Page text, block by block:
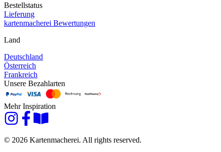
Bestellstatus
Lieferung
kartenmacherei Bewertungen
Land
Deutschland
Österreich
Frankreich
Unsere Bezahlarten
Mehr Inspiration
© 2026 Kartenmacherei. All rights reserved.